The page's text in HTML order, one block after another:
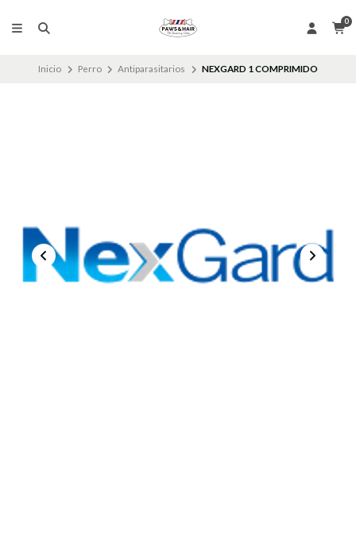
0
Inicio Perro Antiparasitarios NEXGARD 1 COMPRIMIDO